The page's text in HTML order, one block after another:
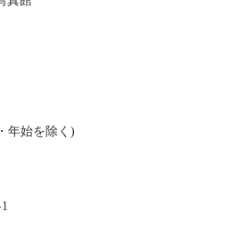
年始を除く)